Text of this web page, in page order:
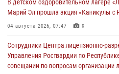
В детском оздоровительном лагере
Марий Эл прошла акция «Каникулы с
04 августа 2026, 07:47 9
Сотрудники Центра лицензионно-
Управления Росгвардии по
совещании по вопросам организации